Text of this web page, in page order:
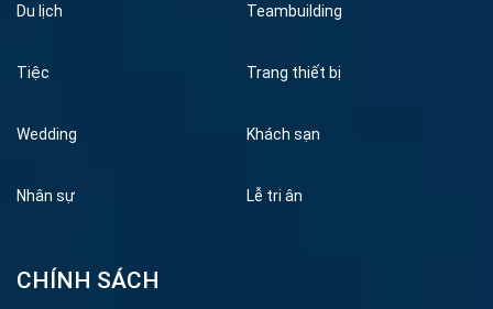
Du lịch Teambuilding
Tiệc Trang thiết bị
Wedding Khách sạn
Nhân sự Lễ tri ân
CHÍNH SÁCH